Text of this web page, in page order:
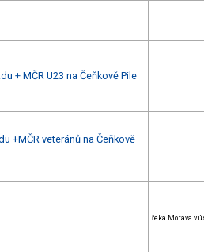
+ MČR U23 na Čeňkově Pile
+MČR veteránů na Čeňkově
řeka Morava v